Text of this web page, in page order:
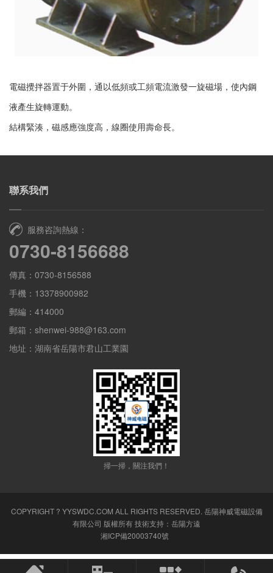
電磁攪拌器置于外圍，通以低頻或工頻電流激發一旋磁場，使內鋼
液產生旋轉運動。
結構緊湊，磁感應強度高，線圈使用壽命長。
聯系我們
服務咨詢熱線：
0730-8156688
傳真：0730-8156588
手機：13378900982
郵編：414000
郵箱：shenwei-988@163.com
地址：湖南省岳陽市君山工業園
掃一掃，關注我們！
COPYRIGHT ? YYSWDC.COM ALL RIGHTS RESERVED. 岳陽神威電磁設備
有限公司 版權所有 技術支持： 岳陽方遠
湘ICP備20003740號